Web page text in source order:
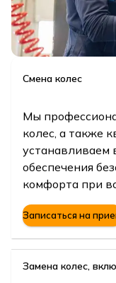
Смена колес
Мы
колес, а также
устанавливаем
обеспечения
комфорта при
Записаться на
Замена колес,